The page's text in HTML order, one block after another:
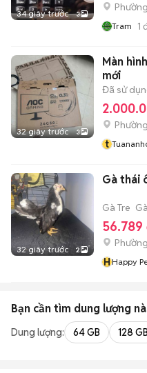
34 giây trước 3
Tram 1
32 giây trước 3
Màn
mới
Đã sử
t
32 giây trước 2
Gà thái
Gà Tre
56.789
HHappy
Bạn cần tìm dung lượng
Dung lượng: 64 GB 128 GB